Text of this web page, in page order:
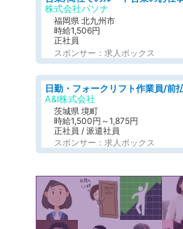
株式会社パソナ
福岡県 北九州市
時給1,506円
正社員
スポンサー：求人ボックス
A&I株式会社
茨城県 境町
時給1,500円～1,875円
正社員 / 派遣社員
スポンサー：求人ボックス